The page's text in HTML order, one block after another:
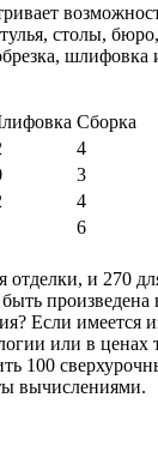
столы,
шлифовка
Сборка
4
3
4
6
и 270
Если имеется
или в ценах
100
вычислениями.